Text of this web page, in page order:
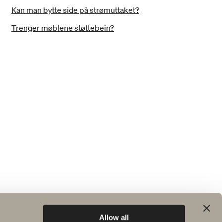
Allow all
Kan man bytte side på strømuttaket?
Trenger møblene støttebein?